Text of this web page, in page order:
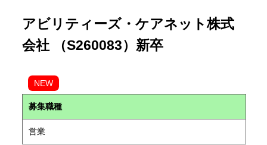
アビリティーズ・ケアネット株式
会社 （S260083）新卒
NEW
募集職種
営業